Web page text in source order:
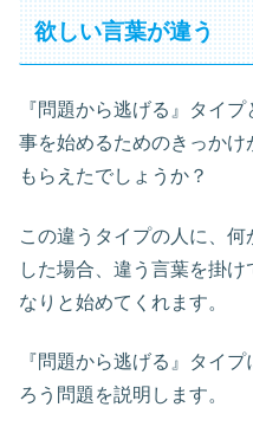
欲しい言葉が違う
『問題から逃げる』タイ
事を始めるためのきっか
もらえたでしょうか？
この違うタイプの人に、
した場合、違う言葉を掛
なりと始めてくれます。
『問題から逃げる』タイ
ろう問題を説明します。